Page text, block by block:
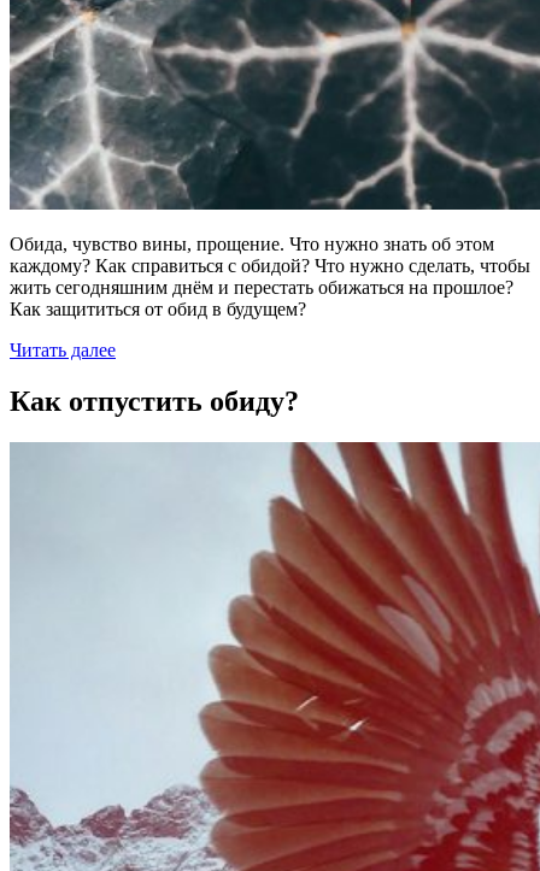
Обида, чувство вины, прощение. Что нужно знать об этом
каждому? Как справиться с обидой? Что нужно сделать, чтобы
жить сегодняшним днём и перестать обижаться на прошлое?
Как защититься от обид в будущем?
Читать далее
Как отпустить обиду?